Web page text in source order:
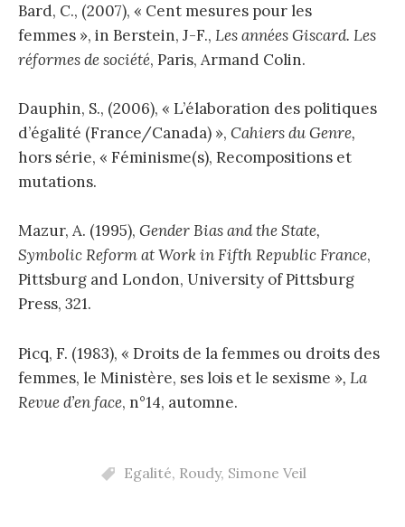
Bard, C., (2007), « Cent mesures pour les
femmes », in Berstein, J-F., Les années Giscard. Les
réformes de société, Paris, Armand Colin.
Dauphin, S., (2006), « L’élaboration des politiques
d’égalité (France/Canada) », Cahiers du Genre,
hors série, « Féminisme(s), Recompositions et
mutations.
Mazur, A. (1995), Gender Bias and the State,
Symbolic Reform at Work in Fifth Republic France,
Pittsburg and London, University of Pittsburg
Press, 321.
Picq, F. (1983), « Droits de la femmes ou droits des
femmes, le Ministère, ses lois et le sexisme », La
Revue d’en face, n°14, automne.
Egalité, Roudy, Simone Veil